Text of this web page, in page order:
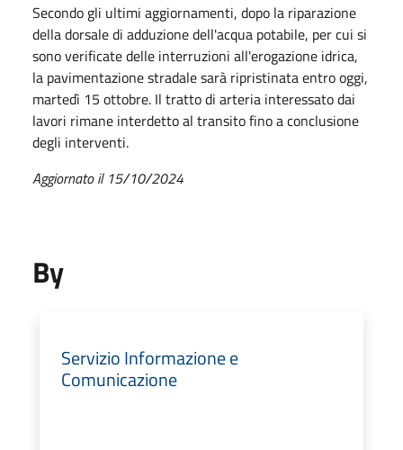
Secondo gli ultimi aggiornamenti, dopo la riparazione
della dorsale di adduzione dell'acqua potabile, per cui si
sono verificate delle interruzioni all'erogazione idrica,
la pavimentazione stradale sarà ripristinata entro oggi,
martedì 15 ottobre. Il tratto di arteria interessato dai
lavori rimane interdetto al transito fino a conclusione
degli interventi.
Aggiornato il 15/10/2024
By
Servizio Informazione e
Comunicazione